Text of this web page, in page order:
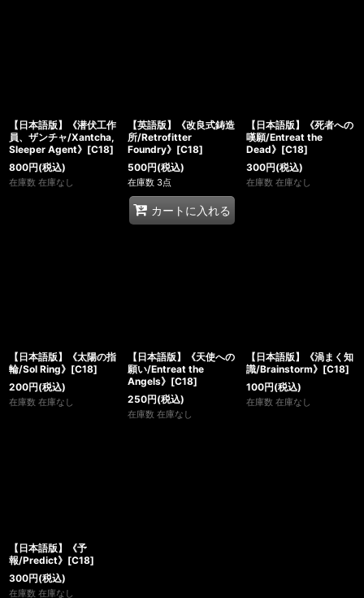
【日本語版】《潜伏工作
員、ザンチャ/Xantcha,
Sleeper Agent》[C18]
800円(税込)
在庫数 在庫なし
【英語版】《改良式鋳造
所/Retrofitter
Foundry》[C18]
500円(税込)
在庫数 3点
カートに入れる
【日本語版】《死者への
嘆願/Entreat the
Dead》[C18]
300円(税込)
在庫数 在庫なし
【日本語版】《太陽の指
輪/Sol Ring》[C18]
200円(税込)
在庫数 在庫なし
【日本語版】《天使への
願い/Entreat the
Angels》[C18]
250円(税込)
在庫数 在庫なし
【日本語版】《渦まく知
識/Brainstorm》[C18]
100円(税込)
在庫数 在庫なし
【日本語版】《予
報/Predict》[C18]
300円(税込)
在庫数 在庫なし